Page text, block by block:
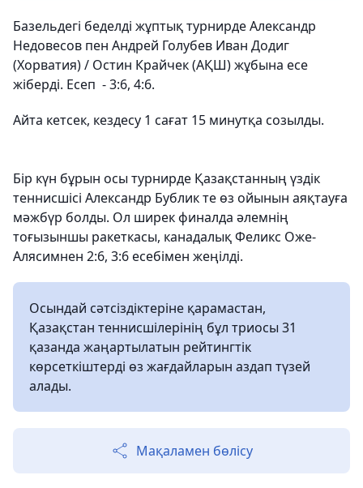
Базельдегі беделді жұптық турнирде Александр
Недовесов пен Андрей Голубев Иван Додиг
(Хорватия) / Остин Крайчек (АҚШ) жұбына есе
жіберді. Есеп - 3:6, 4:6.
Айта кетсек, кездесу 1 сағат 15 минутқа созылды.
Бір күн бұрын осы турнирде Қазақстанның үздік
теннисшісі Александр Бублик те өз ойынын аяқтауға
мәжбүр болды. Ол ширек финалда әлемнің
тоғызыншы ракеткасы, канадалық Феликс Оже-
Алясимнен 2:6, 3:6 есебімен жеңілді.
Осындай сәтсіздіктеріне қарамастан,
Қазақстан теннисшілерінің бұл триосы 31
қазанда жаңартылатын рейтингтік
көрсеткіштерді өз жағдайларын аздап түзей
алады.
Мақаламен бөлісу